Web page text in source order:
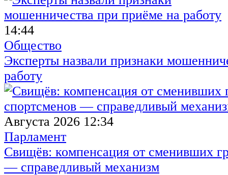
14:44
Общество
Эксперты назвали признаки
работу
Августа 2026 12:34
Парламент
Свищёв: компенсация от сменивших
— справедливый механизм